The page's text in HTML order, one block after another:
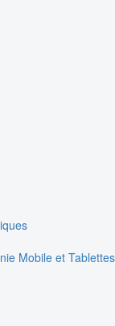
Mobile et Tablettes